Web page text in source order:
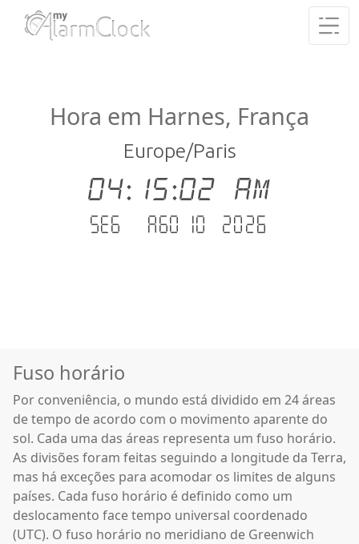
Hora em Harnes, França
Europe/Paris
04:15:03 AM
Seg - Ago 10 .2026
Fuso horário
Por conveniência, o mundo está dividido em 24 áreas
de tempo de acordo com o movimento aparente do
sol. Cada uma das áreas representa um fuso horário.
As divisões foram feitas seguindo a longitude da Terra,
mas há exceções para acomodar os limites de alguns
países. Cada fuso horário é definido como um
deslocamento face tempo universal coordenado
(UTC). O fuso horário no meridiano de Greenwich